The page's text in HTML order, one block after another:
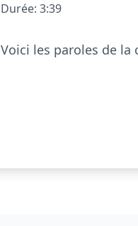
Durée: 3:39
Voici les paroles de la